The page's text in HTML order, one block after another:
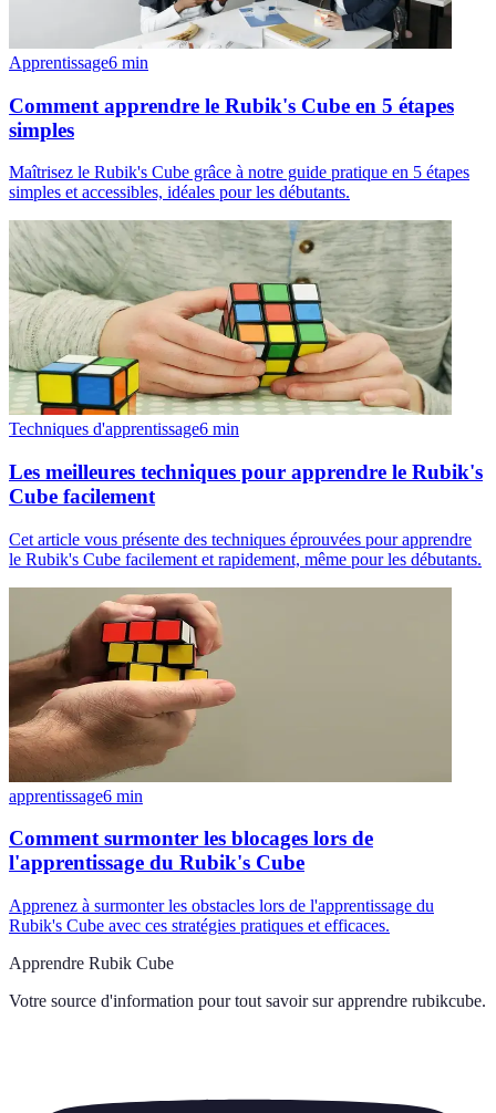
Apprentissage6 min
Comment apprendre le Rubik's Cube en 5 étapes
simples
Maîtrisez le Rubik's Cube grâce à notre guide pratique en 5 étapes
simples et accessibles, idéales pour les débutants.
Techniques d'apprentissage6 min
Les meilleures techniques pour apprendre le Rubik's
Cube facilement
Cet article vous présente des techniques éprouvées pour apprendre
le Rubik's Cube facilement et rapidement, même pour les débutants.
apprentissage6 min
Comment surmonter les blocages lors de
l'apprentissage du Rubik's Cube
Apprenez à surmonter les obstacles lors de l'apprentissage du
Rubik's Cube avec ces stratégies pratiques et efficaces.
Apprendre Rubik Cube
Votre source d'information pour tout savoir sur apprendre rubikcube.